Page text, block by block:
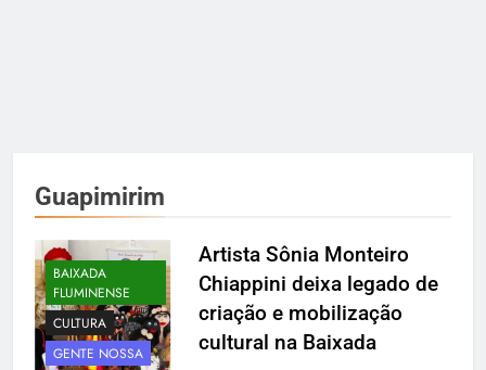
Guapimirim
BAIXADA
FLUMINENSE
CULTURA
GENTE NOSSA
Artista Sônia Monteiro
Chiappini deixa legado de
criação e mobilização
cultural na Baixada